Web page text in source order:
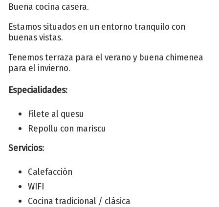
Buena cocina casera.
Estamos situados en un entorno tranquilo con
buenas vistas.
Tenemos terraza para el verano y buena chimenea
para el invierno.
Especialidades:
Filete al quesu
Repollu con mariscu
Servicios:
Calefacción
WIFI
Cocina tradicional / clásica